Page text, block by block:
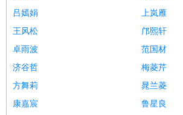
吕嫣娟
上岚雁
王风松
邝熙轩
卓雨波
范国材
济谷哲
梅菱芹
方舞莉
晁兰菱
康嘉宸
鲁星良